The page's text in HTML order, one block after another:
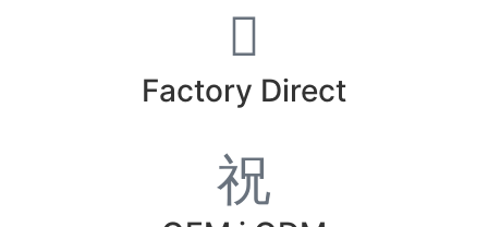
Factory Direct